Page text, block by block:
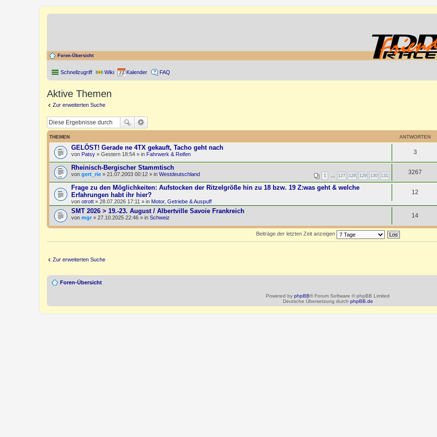
Foren-Übersicht
Schnellzugriff Wiki Kalender FAQ
Aktive Themen
Zur erweiterten Suche
THEMEN ANTWORTEN
GELÖST! Gerade ne 4TX gekauft, Tacho geht nach
von Patsy » Gestern 18:54 » in Fahrwerk & Reifen 3
Rheinisch-Bergischer Stammtisch
1 127 128 129 130 131
von gert_rie » 21.07.2003 00:12 » in Westdeutschland 3267
Frage zu den Möglichkeiten: Aufstocken der Ritzelgröße hin zu 18 bzw. 19 Z:was geht & welche
Erfahrungen habt ihr hier?
von otrott » 28.07.2026 17:11 » in Motor, Getriebe & Auspuff
12
SMT 2026 > 19.-23. August / Albertville Savoie Frankreich
von mgr » 27.10.2025 22:46 » in Schweiz 14
Beiträge der letzten Zeit anzeigen
Zur erweiterten Suche
Foren-Übersicht
Powered by phpBB® Forum Software © phpBB Limited
Deutsche Übersetzung durch phpBB.de